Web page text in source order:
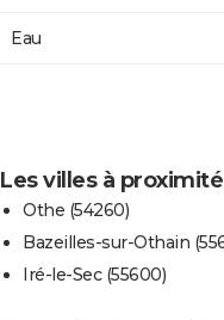
Eau
Les villes à
Othe (54260)
Bazeilles-sur-Othain
Iré-le-Sec (55600)